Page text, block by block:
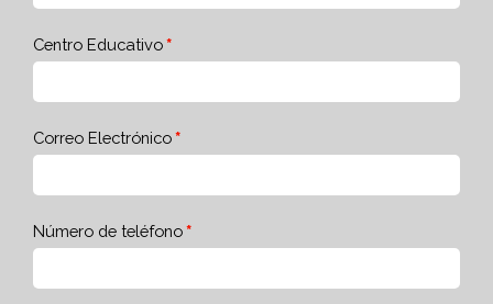
Centro Educativo
Correo Electrónico
Número de teléfono